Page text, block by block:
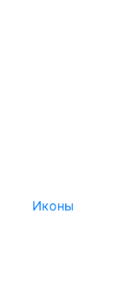
Иконы